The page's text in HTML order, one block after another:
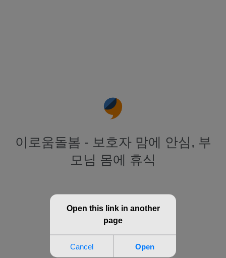
이로움돌봄 - 보호자 맘에 안심, 부
모님 몸에 휴식